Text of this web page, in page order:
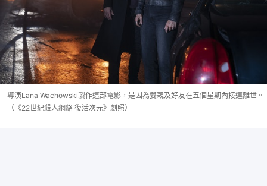
導演Lana Wachowski製作這部電影，是因為雙親及好友在五個星期內接連離世。
（《22世紀殺人網絡 復活次元》劇照）